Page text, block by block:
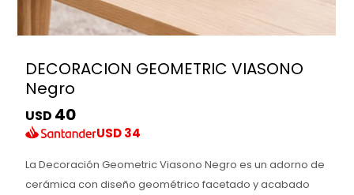
DECORACION GEOMETRIC VIASONO
Negro
USD 40
USD34
La Decoración Geometric Viasono Negro es un adorno de
cerámica con diseño geométrico facetado y acabado